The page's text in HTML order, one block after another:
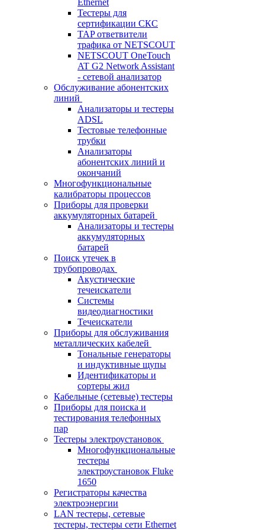
Ethernet
Тестеры для
сертификации СКС
TAP ответвители
трафика от NETSCOUT
NETSCOUT OneTouch
AT G2 Network Assistant
- сетевой анализатор
Обслуживание абонентских
линий
Анализаторы и тестеры
ADSL
Тестовые телефонные
трубки
Анализаторы
абонентских линий и
окончаний
Многофункциональные
калибраторы процессов
Приборы для проверки
аккумуляторных батарей
Анализаторы и тестеры
аккумуляторных
батарей
Поиск утечек в
трубопроводах
Акустические
течеискатели
Системы
видеодиагностики
Течеискатели
Приборы для обслуживания
металлических кабелей
Тональные генераторы
и индуктивные щупы
Идентификаторы и
сортеры жил
Кабельные (сетевые) тестеры
Приборы для поиска и
тестирования телефонных
пар
Тестеры электроустановок
Многофункциональные
тестеры
электроустановок Fluke
1650
Регистраторы качества
электроэнергии
LAN тестеры, сетевые
тестеры, тестеры сети Ethernet